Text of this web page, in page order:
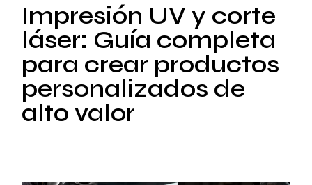
Impresión UV y corte
láser: Guía completa
para crear productos
personalizados de
alto valor